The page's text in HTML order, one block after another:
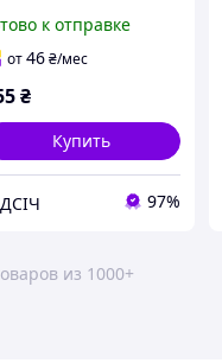
Alpha в цвете
армейский,
к отправке
от46₴/мес
₴
Купить
97%
из 1000+